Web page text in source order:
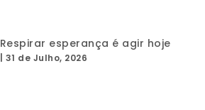
Respirar esperança é agir hoje
31 de Julho, 2026